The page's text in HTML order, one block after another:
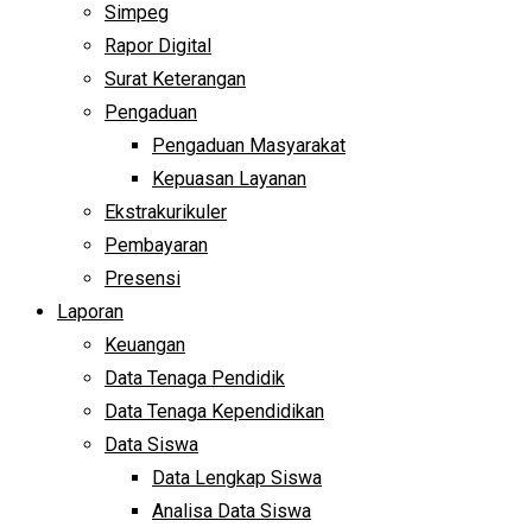
Simpeg
Rapor Digital
Surat Keterangan
Pengaduan
Pengaduan Masyarakat
Kepuasan Layanan
Ekstrakurikuler
Pembayaran
Presensi
Laporan
Keuangan
Data Tenaga Pendidik
Data Tenaga Kependidikan
Data Siswa
Data Lengkap Siswa
Analisa Data Siswa